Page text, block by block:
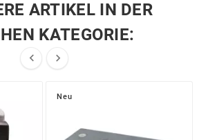
ARTIKEL IN DER
KATEGORIE:
 
Neu